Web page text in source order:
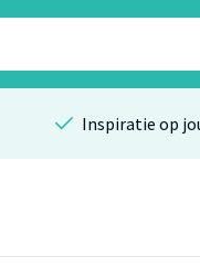
Inspiratie op